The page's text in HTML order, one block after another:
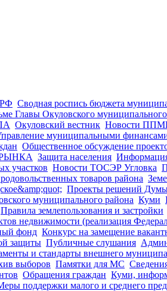
РФ Сводная роспись бюджета
Главы Окуловского
Окуловский вестник Новости ППМИ
муниципальными
Общественное обсуждение
Защита населения
участков Новости ТОСЭР Угловка
товаров района
Проекты решений
муниципального района Куми
Правила землепользования и застройки
недвижимости (реализация
фонд Конкурс на замещение
защиты Публичные слушания
и стандарты внешнего
выборов Памятки для МС
Обращения граждан Куми,
поддержки малого и среднего